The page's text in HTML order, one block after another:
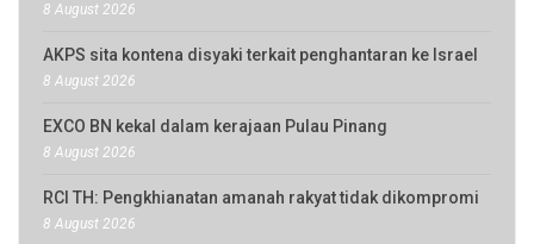
8 August 2026
AKPS sita kontena disyaki terkait penghantaran ke Israel
8 August 2026
EXCO BN kekal dalam kerajaan Pulau Pinang
8 August 2026
RCI TH: Pengkhianatan amanah rakyat tidak dikompromi
8 August 2026